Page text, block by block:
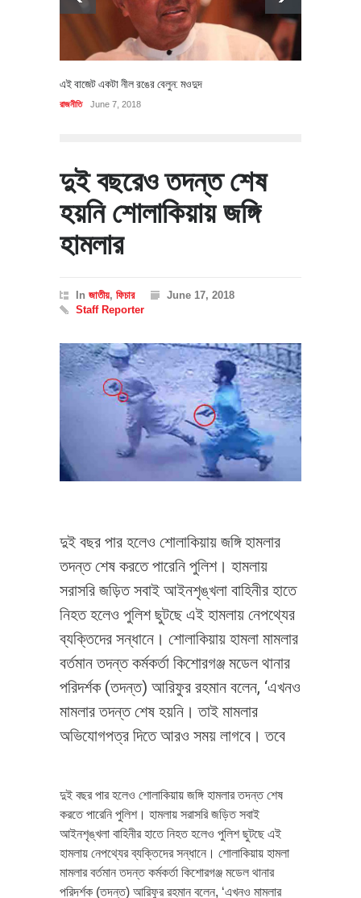
এই বাজেট একটা নীল রঙের বেলুন: মওদুদ
রাজনীতি June 7, 2018
দুই বছরেও তদন্ত শেষ
হয়নি শোলাকিয়ায় জঙ্গি
হামলার
In জাতীয়, ফিচার
June 17, 2018
Staff Reporter
দুই বছর পার হলেও শোলাকিয়ায় জঙ্গি হামলার
তদন্ত শেষ করতে পারেনি পুলিশ। হামলায়
সরাসরি জড়িত সবাই আইনশৃঙ্খলা বাহিনীর হাতে
নিহত হলেও পুলিশ ছুটছে এই হামলায় নেপথ্যের
ব্যক্তিদের সন্ধানে। শোলাকিয়ায় হামলা মামলার
বর্তমান তদন্ত কর্মকর্তা কিশোরগঞ্জ মডেল থানার
পরিদর্শক (তদন্ত) আরিফুর রহমান বলেন, ‘এখনও
মামলার তদন্ত শেষ হয়নি। তাই মামলার
অভিযোগপত্র দিতে আরও সময় লাগবে। তবে
দুই বছর পার হলেও শোলাকিয়ায় জঙ্গি হামলার তদন্ত শেষ
করতে পারেনি পুলিশ। হামলায় সরাসরি জড়িত সবাই
আইনশৃঙ্খলা বাহিনীর হাতে নিহত হলেও পুলিশ ছুটছে এই
হামলায় নেপথ্যের ব্যক্তিদের সন্ধানে। শোলাকিয়ায় হামলা
মামলার বর্তমান তদন্ত কর্মকর্তা কিশোরগঞ্জ মডেল থানার
পরিদর্শক (তদন্ত) আরিফুর রহমান বলেন, ‘এখনও মামলার